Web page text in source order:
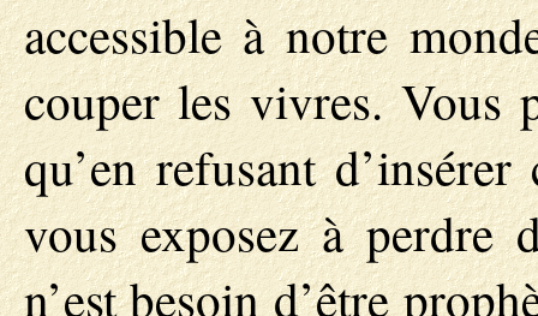
accessible à notre
couper les vivres. Vous
qu’en refusant
vous exposez à perdre
n’est besoin d’être